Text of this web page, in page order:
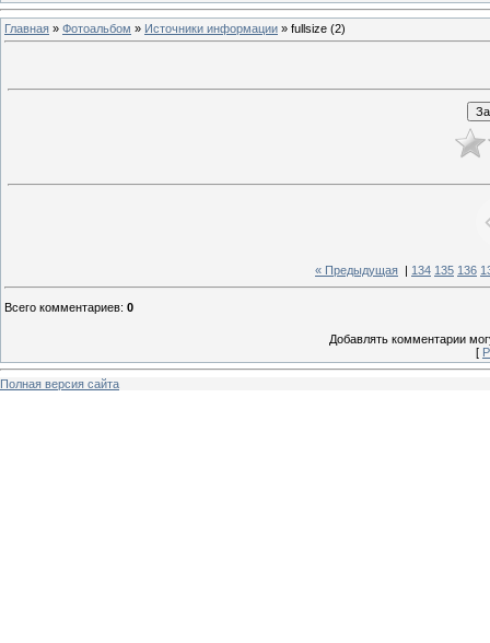
Главная » Фотоальбом » Источники информации » fullsize (2)
« Предыдущая 134 135 136
Всего комментариев: 0
Добавлять комментарии
[
Полная версия сайта